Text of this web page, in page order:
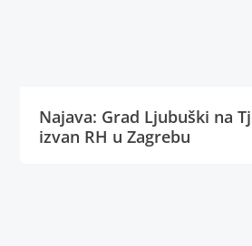
Najava: Grad Ljubuški na
izvan RH u Zagrebu